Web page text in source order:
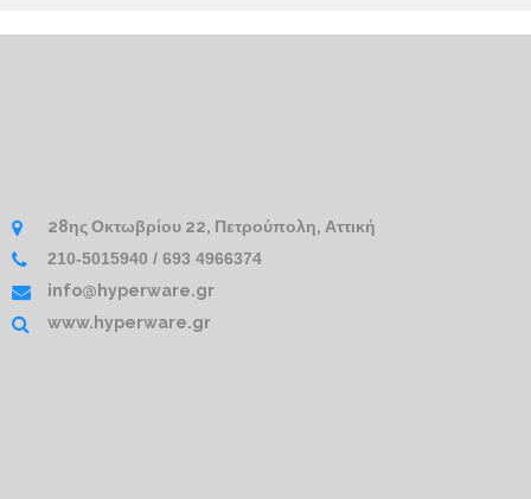
28ης Οκτωβρίου 22, Πετρούπολη, Αττική
210-5015940 / 693 4966374
info@hyperware.gr
www.hyperware.gr